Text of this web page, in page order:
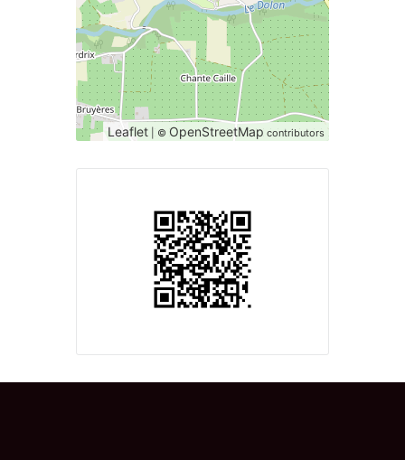
Leaflet | © OpenStreetMap contributors